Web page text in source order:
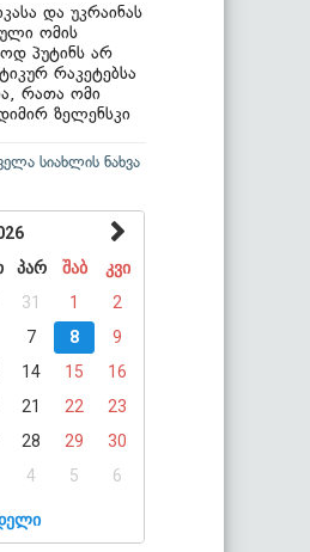
და უკრაინას
ომის
პუტინს არ
რაკეტებსა
რათა ომი
ზელენსკი
სიახლის ნახვა
პარ შაბ
კვი
31 1
2
7 8
9
14 15
16
21 22
23
28 29
30
4 5 6